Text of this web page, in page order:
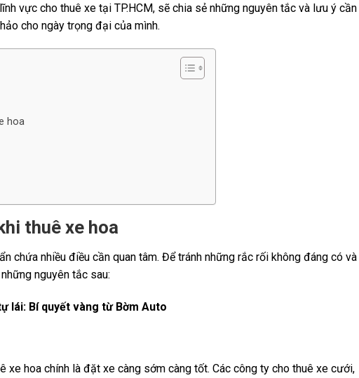
vực cho thuê xe tại TP.HCM, sẽ chia sẻ những nguyên tắc và lưu ý cần
cho ngày trọng đại của mình.
hoa
thuê xe hoa
chứa nhiều điều cần quan tâm. Để tránh những rắc rối không đáng có và
nguyên tắc sau:
lái: Bí quyết vàng từ Bờm Auto
xe hoa chính là đặt xe càng sớm càng tốt. Các công ty cho thuê xe cưới,